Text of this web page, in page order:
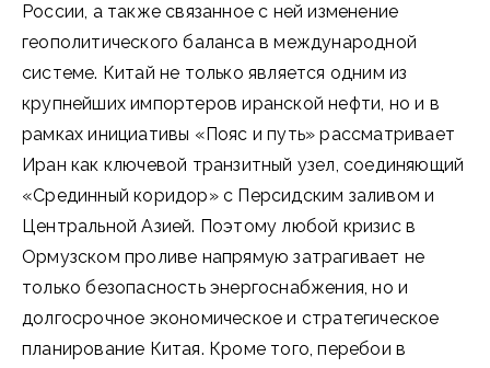
России, а также связанное с ней изменение
геополитического баланса в международной
системе. Китай не только является одним из
крупнейших импортеров иранской нефти, но и в
рамках инициативы «Пояс и путь» рассматривает
Иран как ключевой транзитный узел, соединяющий
«Срединный коридор» с Персидским заливом и
Центральной Азией. Поэтому любой кризис в
Ормузском проливе напрямую затрагивает не
только безопасность энергоснабжения, но и
долгосрочное экономическое и стратегическое
планирование Китая. Кроме того, перебои в